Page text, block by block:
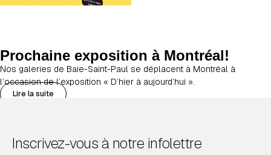
Prochaine exposition à Montréal!
Nos galeries de Baie-Saint-Paul se déplacent à Montréal à
l’occasion de l’exposition « D’hier à aujourd’hui ».
Lire la suite
Inscrivez-vous à notre infolettre